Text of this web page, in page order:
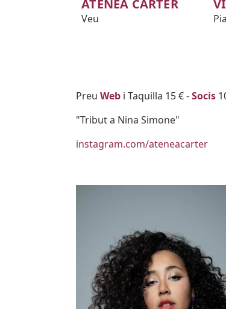
ATENEA CARTER
Veu
Body
Preu Web i Taquilla 15 € -Socis
"Tribut a Nina Simone"
instagram.com/ateneacarter